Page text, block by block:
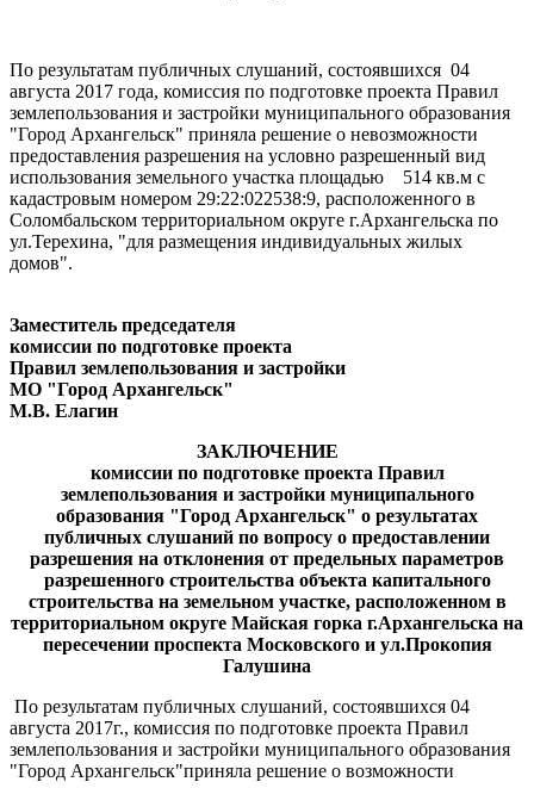
По результатам публичных слушаний, состоявшихся 04
августа 2017 года, комиссия по подготовке проекта Правил
землепользования и застройки муниципального образования
"Город Архангельск" приняла решение о невозможности
предоставления разрешения на условно разрешенный вид
использования земельного участка площадью 514 кв.м с
кадастровым номером 29:22:022538:9, расположенного в
Соломбальском территориальном округе г.Архангельска по
ул.Терехина, "для размещения индивидуальных жилых
домов".
Заместитель председателя
комиссии по подготовке проекта
Правил землепользования и застройки
МО "Город Архангельск"
М.В. Елагин
ЗАКЛЮЧЕНИЕ
комиссии по подготовке проекта Правил
землепользования и застройки муниципального
образования "Город Архангельск" о результатах
публичных слушаний по вопросу о предоставлении
разрешения на отклонения от предельных параметров
разрешенного строительства объекта капитального
строительства на земельном участке, расположенном в
территориальном округе Майская горка г.Архангельска на
пересечении проспекта Московского и ул.Прокопия
Галушина
По результатам публичных слушаний, состоявшихся 04
августа 2017г., комиссия по подготовке проекта Правил
землепользования и застройки муниципального образования
"Город Архангельск"приняла решение о возможности